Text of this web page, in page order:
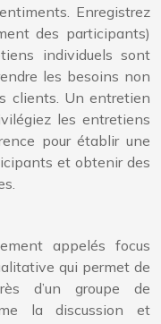
Enregistrez
des participants)
individuels sont
les besoins non
clients. Un entretien
les entretiens
pour établir une
et obtenir des
appelés focus
qui permet de
d’un groupe de
la discussion et